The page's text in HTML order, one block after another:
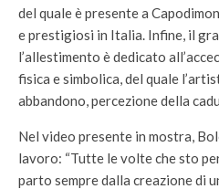
del quale è presente a
e prestigiosi in Italia. Infine, il
l’allestimento è dedicato
fisica e simbolica, del quale
abbandono, percezione della
Nel video presente in mostra,
lavoro: “Tutte le volte che sto
parto sempre dalla creazione di